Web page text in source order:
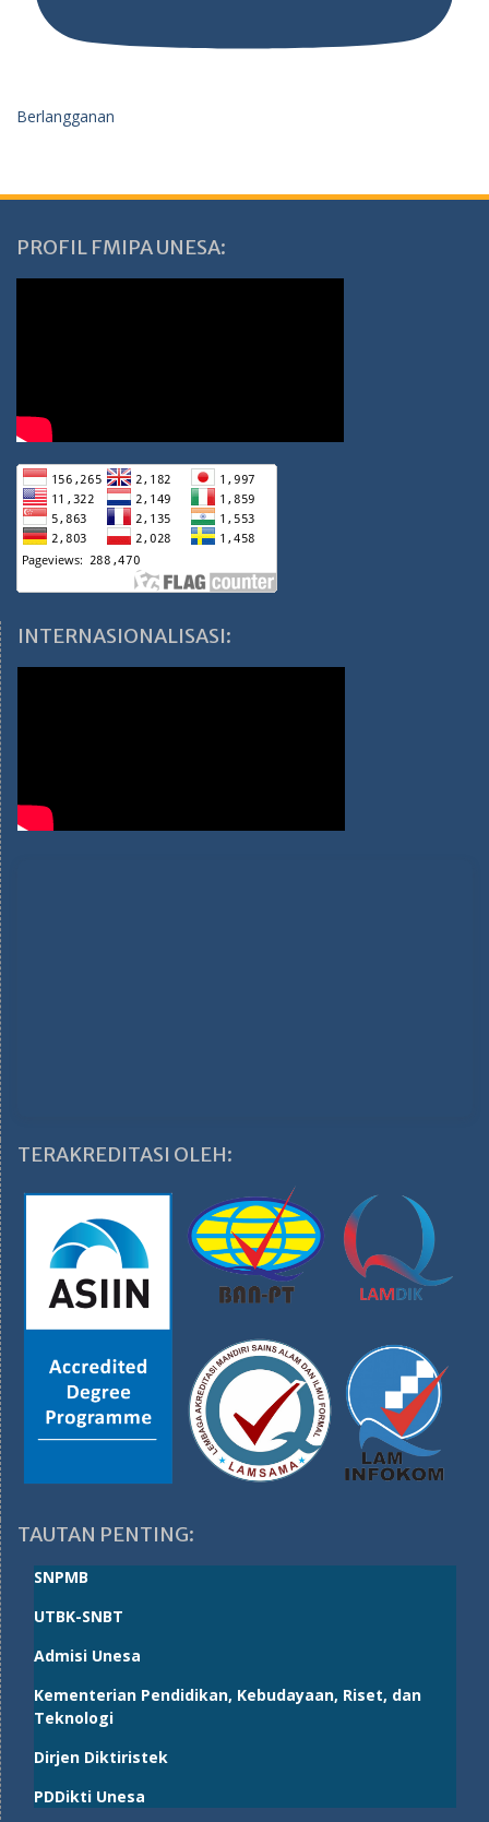
Berlangganan
PROFIL FMIPA UNESA:
INTERNASIONALISASI:
TERAKREDITASI OLEH:
TAUTAN PENTING:
SNPMB
UTBK-SNBT
Admisi Unesa
Kementerian Pendidikan, Kebudayaan, Riset, dan
Teknologi
Dirjen Diktiristek
PDDikti Unesa